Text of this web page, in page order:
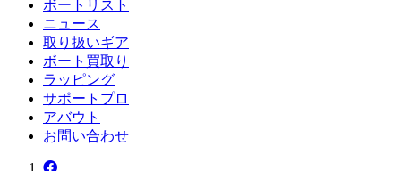
ボートリスト
ニュース
取り扱いギア
ボート買取り
ラッピング
サポートプロ
アバウト
お問い合わせ